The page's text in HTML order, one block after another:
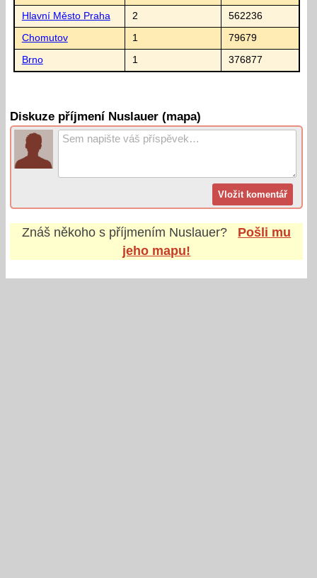
Hlavní Město Praha 2 562236
Chomutov 1 79679
Brno 1 376877
Diskuze příjmení Nuslauer (mapa)
Znáš někoho s příjmením Nuslauer?
Pošli mu
jeho mapu!